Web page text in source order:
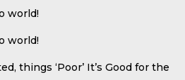
world!
world!
things ‘Poor’ It’s Good for the